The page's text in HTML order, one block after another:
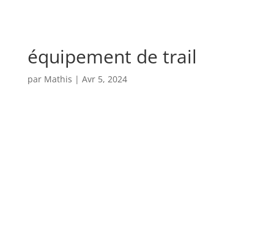
équipement de trail
par Mathis | Avr 5, 2024